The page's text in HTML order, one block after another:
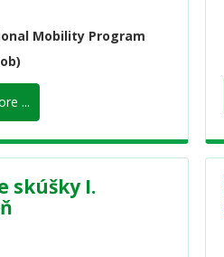
Mobility Program
...
skúšky I.